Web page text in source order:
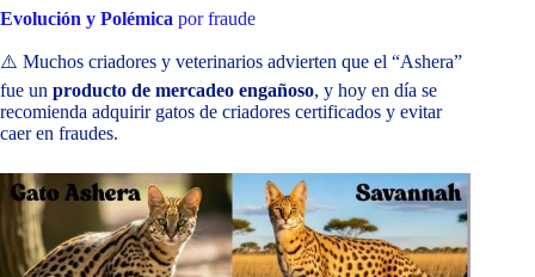
Evolución y Polémica por fraude
⚠️ Muchos criadores y veterinarios advierten que el “Ashera”
fue un producto de mercadeo engañoso, y hoy en día se
recomienda adquirir gatos de criadores certificados y evitar
caer en fraudes.